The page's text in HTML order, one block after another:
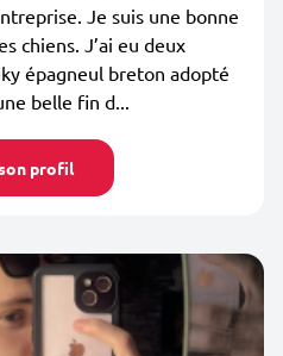
Je suis une bonne
chiens. J’ai eu deux
épagneul breton adopté
belle fin d...
profil